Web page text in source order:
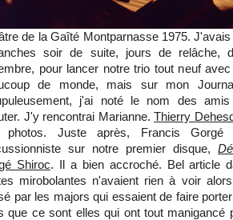
de la Gaîté Montparnasse 1975.
soir de suite, jours de relâche,
pour lancer notre trio tout neuf
de monde, mais sur mon
j'ai noté le nom des
J'y rencontrai Marianne.Thierry
photos. Juste après, Francis
sur notre premier disque,
Shiroc. Il a bien accroché. Bel article
mirobolantes n'avaient rien à voir
par les majors qui essaient de faire
que ce sont elles qui ont tout manigancé